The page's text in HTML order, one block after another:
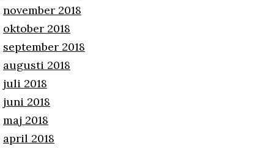
november 2018
oktober 2018
september 2018
augusti 2018
juli 2018
juni 2018
maj 2018
april 2018